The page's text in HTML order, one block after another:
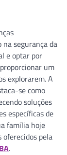
segurança da
e optar por
um
explorarem. A
se como
soluções
específicas de
família hoje
oferecidos pela
.